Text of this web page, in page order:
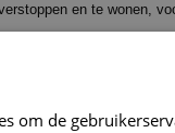
en te wonen,
om de